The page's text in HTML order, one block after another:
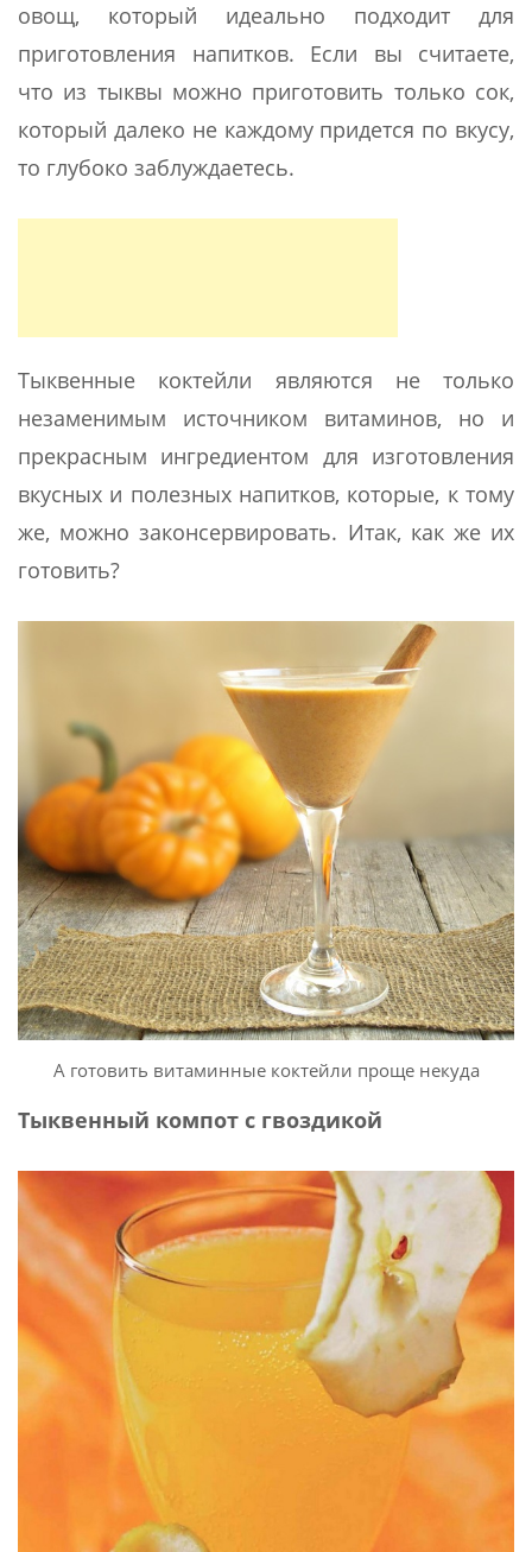
овощ, который идеально подходит для
приготовления напитков. Если вы считаете,
что из тыквы можно приготовить только сок,
который далеко не каждому придется по вкусу,
то глубоко заблуждаетесь.
Тыквенные коктейли являются не только
незаменимым источником витаминов, но и
прекрасным ингредиентом для изготовления
вкусных и полезных напитков, которые, к тому
же, можно законсервировать. Итак, как же их
готовить?
А готовить витаминные коктейли проще некуда
Тыквенный компот с гвоздикой